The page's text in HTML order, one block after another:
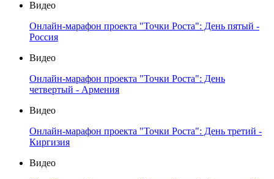
Видео
Онлайн-марафон проекта "Точки Роста": День пятый -
Россия
Видео
Онлайн-марафон проекта "Точки Роста": День
четвертый - Армения
Видео
Онлайн-марафон проекта "Точки Роста": День третий -
Киргизия
Видео